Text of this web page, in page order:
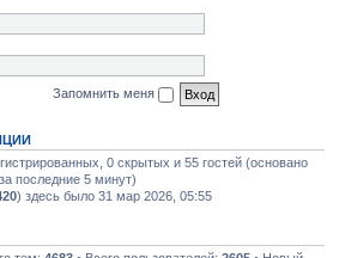
Запомнить меня
0 скрытых и 55 гостей (основано
последние 5 минут)
) здесь было 31 мар 2026, 05:55